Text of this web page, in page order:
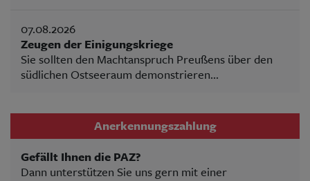
07.08.2026
Zeugen der Einigungskriege
Sie sollten den Machtanspruch Preußens über den
südlichen Ostseeraum demonstrieren...
Anerkennungszahlung
Gefällt Ihnen die PAZ?
Dann unterstützen Sie uns gern mit einer